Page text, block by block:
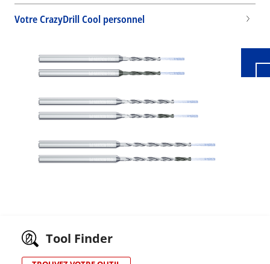
Votre CrazyDrill Cool personnel
Tool Finder